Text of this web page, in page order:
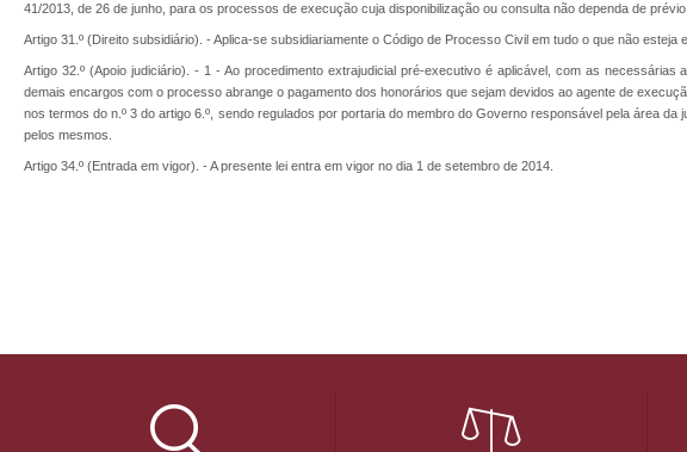
41/2013, de 26 de junho, para os processos de execução cuja disponibilização ou consulta não dependa de prévio
Artigo 31.º (Direito subsidiário). - Aplica-se subsidiariamente o Código de Processo Civil em tudo o que não esteja
Artigo 32.º (Apoio judiciário). - 1 - Ao procedimento extrajudicial pré-executivo é aplicável, com as
demais encargos com o processo abrange o pagamento dos honorários que sejam devidos ao agente de
nos termos do n.º 3 do artigo 6.º, sendo regulados por portaria do membro do Governo responsável pela área
pelos mesmos.
Artigo 34.º (Entrada em vigor). - A presente lei entra em vigor no dia 1 de setembro de 2014.